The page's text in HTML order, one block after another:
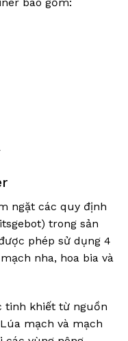
ngặt các quy định
trong sản
phép sử dụng 4
nha, hoa bia và
tinh khiết từ nguồn
mạch và mạch